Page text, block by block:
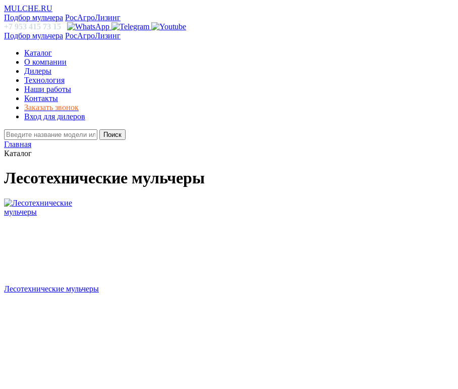
MULCHE.RU
Подбор мульчера РосАгроЛизинг
+7 953 415 73 15
Подбор мульчера РосАгроЛизинг
Каталог
О компании
Дилеры
Технология
Наши работы
Контакты
Заказать звонок
Вход для дилеров
Поиск
Главная
Каталог
Лесотехнические мульчеры
Лесотехнические мульчеры